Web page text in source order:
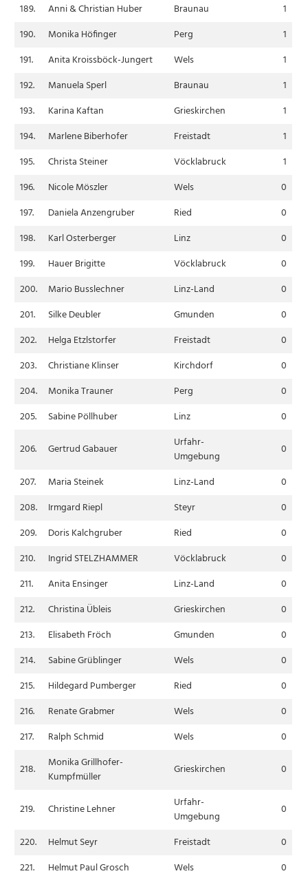
189.
Anni & Christian Huber Braunau
1
190.
Monika Höfinger Perg
1
191.
Anita Kroissböck-Jungert Wels
1
192.
Manuela Sperl Braunau
1
193.
Karina Kaftan Grieskirchen
1
194.
Marlene Biberhofer Freistadt
1
195.
Christa Steiner Vöcklabruck
1
196.
Nicole Möszler Wels
0
197.
Daniela Anzengruber Ried
0
198.
Karl Osterberger Linz
0
199.
Hauer Brigitte Vöcklabruck
0
200.
Mario Busslechner Linz-Land
0
201.
Silke Deubler Gmunden
0
202.
Helga Etzlstorfer Freistadt
0
203.
Christiane Klinser Kirchdorf
0
204.
Monika Trauner Perg
0
205.
Sabine Pöllhuber Linz 0
206. Gertrud Gabauer
Urfahr-
Umgebung
0
207. Maria Steinek Linz-Land
0
208.
Irmgard Riepl Steyr
0
209.
Doris Kalchgruber Ried
0
210.
Ingrid STELZHAMMER Vöcklabruck
0
211.
Anita Ensinger Linz-Land
0
212.
Christina Übleis Grieskirchen
0
213.
Elisabeth Fröch Gmunden
0
214.
Sabine Grüblinger Wels
0
215.
Hildegard Pumberger Ried
0
216.
Renate Grabmer Wels
0
217.
Ralph Schmid Wels 0
218.
Monika Grillhofer-
Kumpfmüller
Grieskirchen 0
219. Christine Lehner
Urfahr-
Umgebung
0
220. Helmut Seyr Freistadt
0
221.
Helmut Paul Grosch Wels
0